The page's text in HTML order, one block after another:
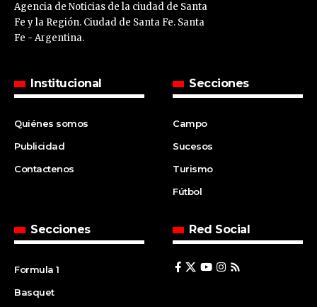
Agencia de Noticias de la ciudad de Santa
Fe y la Región. Ciudad de Santa Fe. Santa
Fe - Argentina.
Institucional
Quiénes somos
Publicidad
Contactenos
Secciones
Campo
Sucesos
Turismo
Fútbol
Secciones
Formula 1
Basquet
Red Social